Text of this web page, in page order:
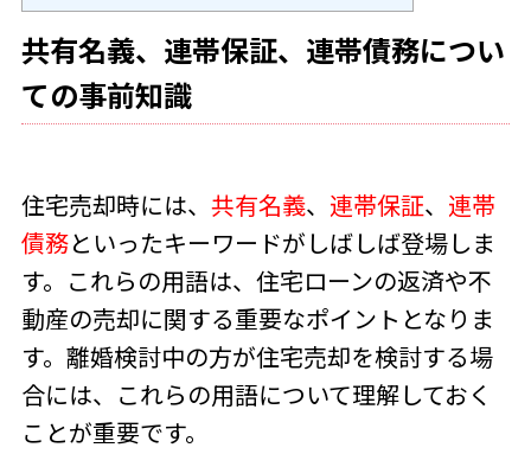
共有名義、連帯保証、連帯債務につい
ての事前知識
住宅売却時には、 共有名義、 連帯保証、 連帯
債務といったキーワードがしばしば登場しま
す。これらの用語は、住宅ローンの返済や不
動産の売却に関する重要なポイントとなりま
す。離婚検討中の方が住宅売却を検討する場
合には、これらの用語について理解しておく
ことが重要です。